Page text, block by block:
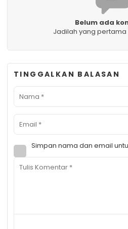
Belum ada
Jadilah yang
TINGGALKAN BALASAN
Simpan nama dan email